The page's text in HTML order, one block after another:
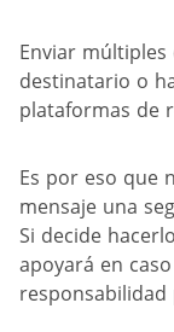
Enviar
destinatario o
plataformas de
Es por eso que
mensaje una
Si decide
apoyará en
responsabilidad